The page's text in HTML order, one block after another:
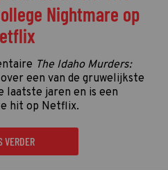
Nightmare op
The Idaho Murders:
een van de gruwelijkste
laatste jaren en is een
hit op Netflix.
VERDER